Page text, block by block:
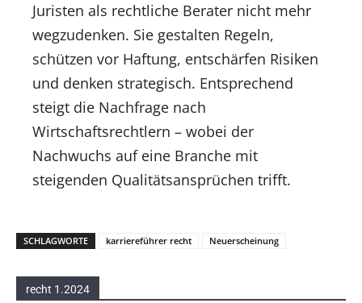
Juristen als rechtliche Berater nicht mehr
wegzudenken. Sie gestalten Regeln,
schützen vor Haftung, entschärfen Risiken
und denken strategisch. Entsprechend
steigt die Nachfrage nach
Wirtschaftsrechtlern – wobei der
Nachwuchs auf eine Branche mit
steigenden Qualitätsansprüchen trifft.
SCHLAGWORTE karriereführer recht Neuerscheinung
recht 1.2024